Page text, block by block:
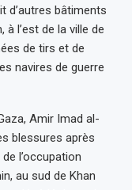
d’autres bâtiments
l’est de la ville de
de tirs et de
navires de guerre
Amir Imad al-
blessures après
l’occupation
au sud de Khan